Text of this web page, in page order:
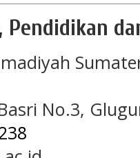
No.3,